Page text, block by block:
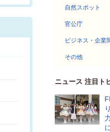
自然スポット
官公庁
ビジネス・企業
その他
ニュース 注目ト